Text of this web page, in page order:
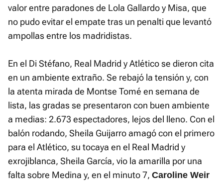
valor entre paradones de Lola Gallardo y Misa, que
no pudo evitar el empate tras un penalti que levantó
ampollas entre los madridistas.
En el Di Stéfano, Real Madrid y Atlético se dieron cita
en un ambiente extraño. Se rebajó la tensión y, con
la atenta mirada de Montse Tomé en semana de
lista, las gradas se presentaron con buen ambiente
a medias: 2.673 espectadores, lejos del lleno. Con el
balón rodando, Sheila Guijarro amagó con el primero
para el Atlético, su tocaya en el Real Madrid y
exrojiblanca, Sheila García, vio la amarilla por una
falta sobre Medina y, en el minuto 7, Caroline Weir